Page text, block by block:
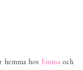
hos Emmaoch